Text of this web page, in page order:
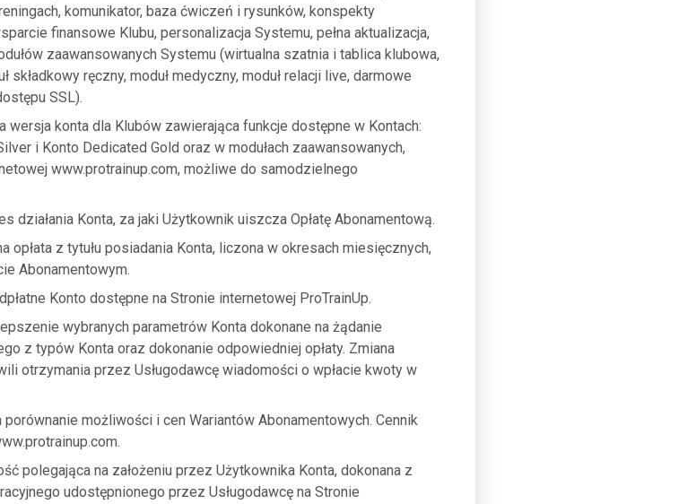
komunikator, baza ćwiczeń i rysunków, konspekty
finansowe Klubu, personalizacja Systemu, pełna aktualizacja,
zaawansowanych Systemu (wirtualna szatnia i tablica klubowa,
składkowy ręczny, moduł medyczny, moduł relacji live, darmowe
SSL).
wersja konta dla Klubów zawierająca funkcje dostępne w Kontach:
i Konto Dedicated Gold oraz w modułach zaawansowanych,
www.protrainup.com, możliwe do samodzielnego
działania Konta, za jaki Użytkownik uiszcza Opłatę Abonamentową.
opłata z tytułu posiadania Konta, liczona w okresach miesięcznych,
Abonamentowym.
Konto dostępne na Stronie internetowej ProTrainUp.
wybranych parametrów Konta dokonane na żądanie
z typów Konta oraz dokonanie odpowiedniej opłaty. Zmiana
otrzymania przez Usługodawcę wiadomości o wpłacie kwoty w
możliwości i cen Wariantów Abonamentowych. Cennik
polegająca na założeniu przez Użytkownika Konta, dokonana z
udostępnionego przez Usługodawcę na Stronie